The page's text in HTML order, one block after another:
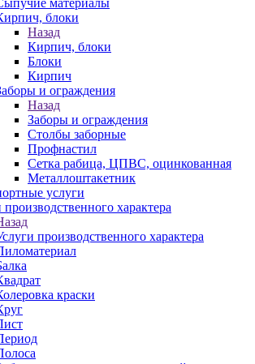
материалы
блоки
Назад
Кирпич, блоки
Блоки
Кирпич
и ограждения
Назад
Заборы и ограждения
Столбы заборные
Профнастил
Сетка рабица, ЦПВС, оцинкованная
Металлоштакетник
услуги
производственного характера
производственного характера
краски